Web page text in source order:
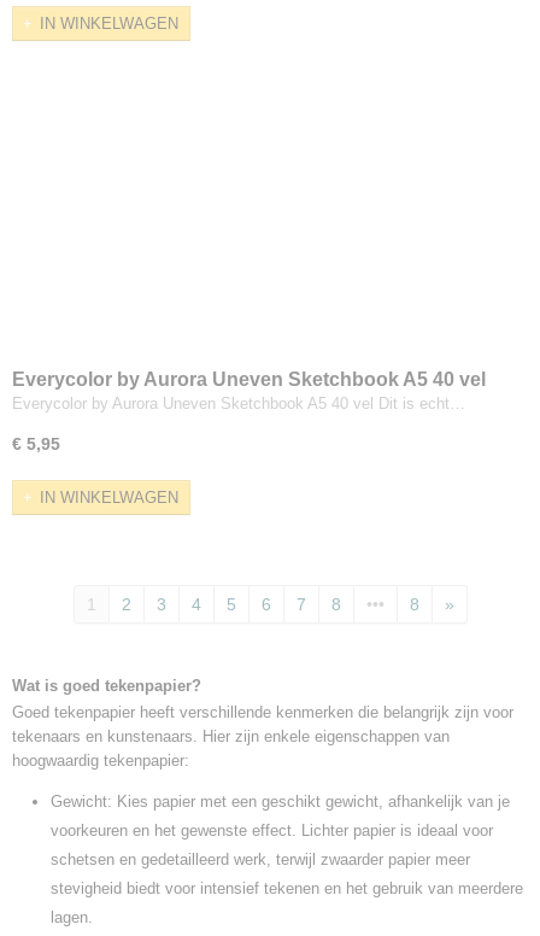
IN WINKELWAGEN
Everycolor by Aurora Uneven Sketchbook A5 40 vel
Everycolor by Aurora Uneven Sketchbook A5 40 vel Dit is echt…
€ 5,95
IN WINKELWAGEN
1 2 3 4 5 6 7 8 ••• 8 »
Wat is goed tekenpapier?
Goed tekenpapier heeft verschillende kenmerken die belangrijk zijn voor
tekenaars en kunstenaars. Hier zijn enkele eigenschappen van
hoogwaardig tekenpapier:
Gewicht: Kies papier met een geschikt gewicht, afhankelijk van je
voorkeuren en het gewenste effect. Lichter papier is ideaal voor
schetsen en gedetailleerd werk, terwijl zwaarder papier meer
stevigheid biedt voor intensief tekenen en het gebruik van meerdere
lagen.